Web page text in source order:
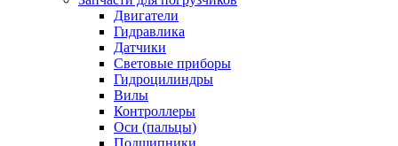
Двигатели
Гидравлика
Датчики
Световые приборы
Гидроцилиндры
Вилы
Контроллеры
Оси (пальцы)
Подшипники